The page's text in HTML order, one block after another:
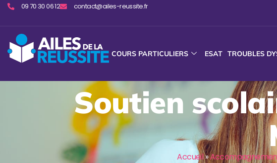
09 70 30 06 12 contact@ailes-reussite.fr
COURS PARTICULIERS ESAT TROUBLES
Soutien
Accueil»